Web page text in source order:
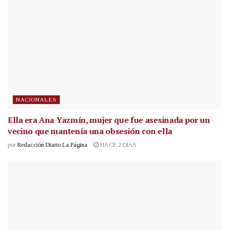
NACIONALES
Ella era Ana Yazmín, mujer que fue asesinada por un
vecino que mantenía una obsesión con ella
por Redacción Diario La Página HACE 2 DÍAS